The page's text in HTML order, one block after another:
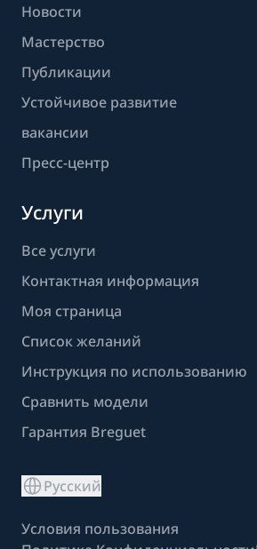
Новости
Мастерство
Публикации
Устойчивое развитие
вакансии
Пресс-центр
Услуги
Все услуги
Контактная информация
Моя страница
Список желаний
Инструкция по использованию
Сравнить модели
Гарантия Breguet
Русский
Условия пользования